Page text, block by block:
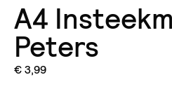
A4
Peters
€3,99